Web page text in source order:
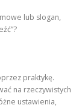
lub slogan,
praktykę.
na rzeczywistych
ustawienia,